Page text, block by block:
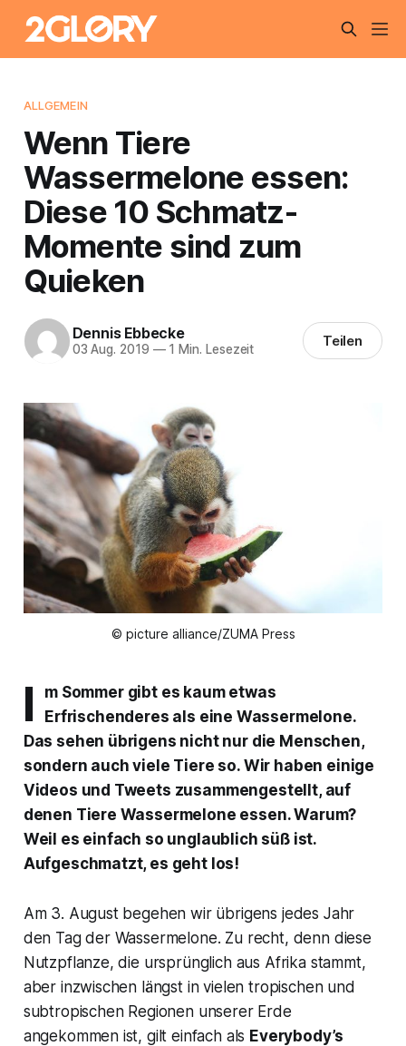
ALLGEMEIN
Wenn Tiere
Wassermelone essen:
Diese 10 Schmatz-
Momente sind zum
Quieken
Dennis Ebbecke
03 Aug. 2019 —1 Min. Lesezeit Teilen
© picture alliance/ZUMA Press
I
m Sommer gibt es kaum etwas
Erfrischenderes als eine Wassermelone.
Das sehen übrigens nicht nur die Menschen,
sondern auch viele Tiere so. Wir haben einige
Videos und Tweets zusammengestellt, auf
denen Tiere Wassermelone essen. Warum?
Weil es einfach so unglaublich süß ist.
Aufgeschmatzt, es geht los!
Am 3. August begehen wir übrigens jedes Jahr
den Tag der Wassermelone. Zu recht, denn diese
Nutzpflanze, die ursprünglich aus Afrika stammt,
aber inzwischen längst in vielen tropischen und
subtropischen Regionen unserer Erde
angekommen ist, gilt einfach als Everybody’s